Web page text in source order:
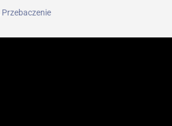
Przebaczenie